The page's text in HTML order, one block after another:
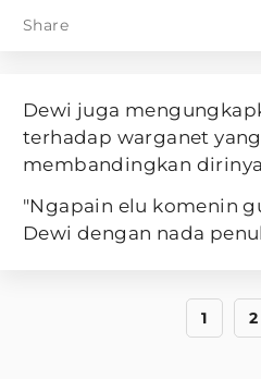
Share
Dewi juga
terhadap warganet
membandingkan
"Ngapain elu komenin
Dewi dengan nada
1 2